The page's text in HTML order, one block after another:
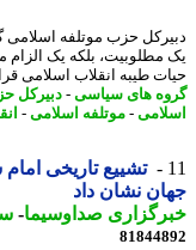
حزب موتلفه اسلامی
بلکه یک الزام
طیبه انقلاب اسلامی قرار
های سیاسی-دبیرکل حزب
-موتلفه اسلامی-
تشییع تاریخی امام
نشان داد
صداوسیما-